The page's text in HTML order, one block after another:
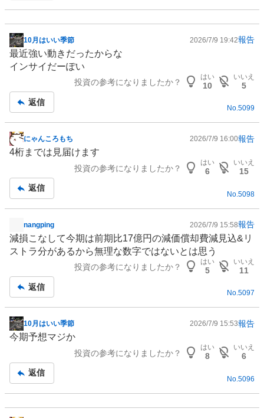
掲
示
板
10月はいい季節 2026/7/9 19:42報告
最近強い動きだったからな
インサイだーぽい
投資の参考になりましたか？
はい
10
いいえ
5
返信
No.5099
掲
示
事
にゃんころもち 2026/7/9 16:00報告
4桁までは見届けます
投資の参考になりましたか？
はい
6
いいえ
15
返信
No. 5098
示
板
nangping 2026/7/9 15:58報告
減損こなして今期は前期比17億円の減価償却費減見込&リ
ストラ分があるから無理な数字ではないとは思う
投資の参考になりましたか？
はい
5
いいえ
11
返信
No.5097
掲
示
事
10月はいい季節 2026/7/9 15:53報告
今期予想マジか
投資の参考になりましたか？
はい
8
いいえ
6
返信
No. 5096